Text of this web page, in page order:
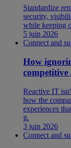
Standardize
security,
while keeping
5 juin 2026
Connect and
How
competitive
Reactive IT
how the
experiences
it.
3 juin 2026
Connect and